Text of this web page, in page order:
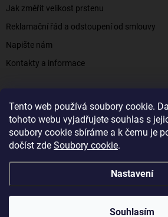
Tento web používá soubory cookie.
tohoto webu vyjadřujete souhlas s
soubory cookie sbíráme a k čemu je
dočíst zde Soubory cookie.
Nastavení
Souhlasím
Jak změřit velikost prstenu
Reklamační řád a odstoupení od smlouvy
Napište nám
Kontakty a informace
Elenys.cz - šperky, kterým věříte
Vytvořil Shoptet